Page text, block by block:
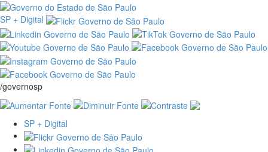
SP + Digital
/governosp
SP + Digital